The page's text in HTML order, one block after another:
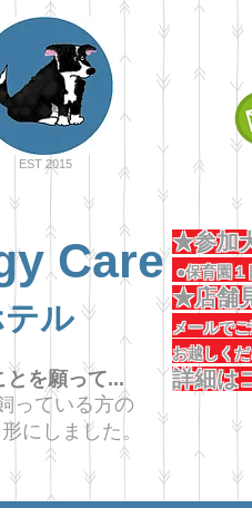
Care
ル
とを願って...
っている方の
にしました。
★参
●保育園
★店
メールで
お越
詳細は
EST 2015